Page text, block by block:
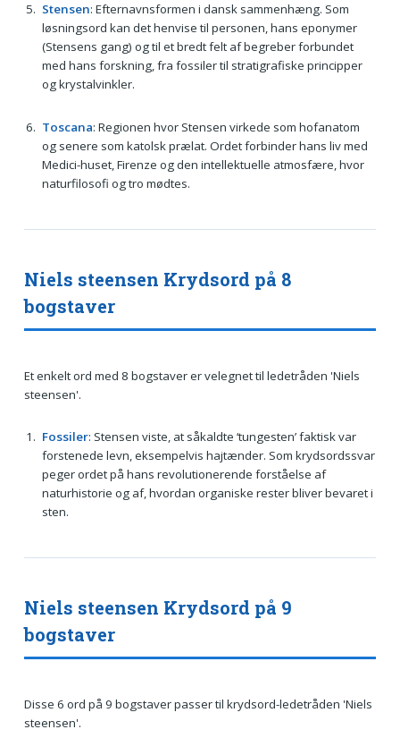
Stensen: Efternavnsformen i dansk sammenhæng. Som
løsningsord kan det henvise til personen, hans eponymer
(Stensens gang) og til et bredt felt af begreber forbundet
med hans forskning, fra fossiler til stratigrafiske principper
og krystalvinkler.
Toscana: Regionen hvor Stensen virkede som hofanatom
og senere som katolsk prælat. Ordet forbinder hans liv med
Medici-huset, Firenze og den intellektuelle atmosfære, hvor
naturfilosofi og tro mødtes.
Niels steensen Krydsord på 8
bogstaver
Et enkelt ord med 8 bogstaver er velegnet til ledetråden 'Niels
steensen'.
Fossiler: Stensen viste, at såkaldte ‘tungesten’ faktisk var
forstenede levn, eksempelvis hajtænder. Som krydsordssvar
peger ordet på hans revolutionerende forståelse af
naturhistorie og af, hvordan organiske rester bliver bevaret i
sten.
Niels steensen Krydsord på 9
bogstaver
Disse 6 ord på 9 bogstaver passer til krydsord-ledetråden 'Niels
steensen'.